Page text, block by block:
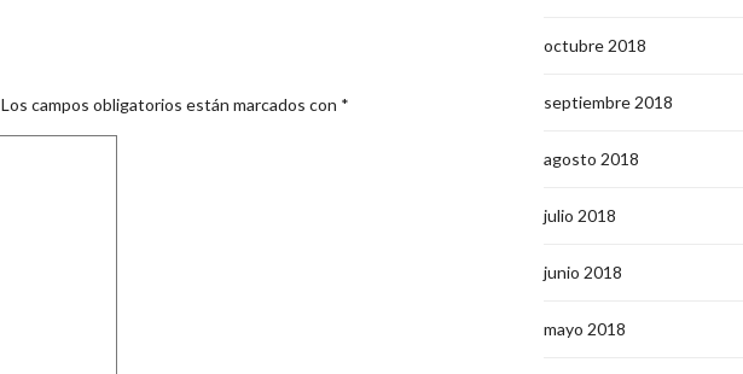
Los campos obligatorios están marcados con *
octubre 2018
septiembre 2018
agosto 2018
julio 2018
junio 2018
mayo 2018